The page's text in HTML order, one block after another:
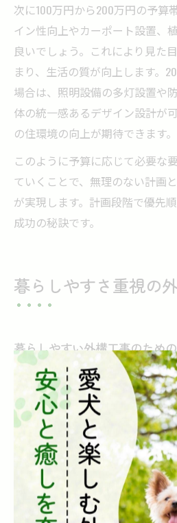
次に100万円から200万円の予算
イン性向上やカーポート設置、
良いでしょう。これにより見た
まり、生活の質が向上します。
場合は、照明設備の多灯設置や
体の統一感あるデザイン設計が
の住環境の向上が期待できます。
このように予算に応じて必要な
ていくことで、無理のない計画
が実現します。計画段階で優先
成功の秘訣です。
暮らしやすさ重視の
暮らしやすい外構工事のため
外構工事の予算配分は、暮らし
ポイントです。奈良県での外構
門扉やフェンス、アプローチ、
するかを明確にすることが大切
ェンスに全体の約40％、アプ
に残りを割り当てると、バラン
が実現しやすくなります。